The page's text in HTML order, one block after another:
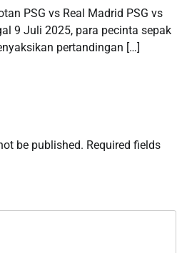
PSG vs Real Madrid PSG vs
9 Juli 2025, para pecinta sepak
pertandingan […]
be published. Required fields